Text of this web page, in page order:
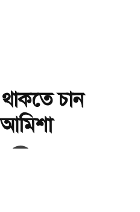
চান